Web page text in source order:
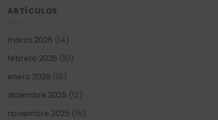
ARTÍCULOS
marzo 2026 (14)
febrero 2026 (10)
enero 2026 (10)
diciembre 2025 (12)
noviembre 2025 (15)